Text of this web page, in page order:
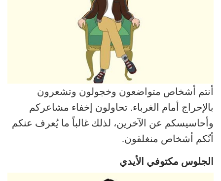
أنتم أشخاص متواضعون وخجولون وتشعرون
بالإحراج أمام الغرباء. تحاولون إخفاء مشاعركم
وأحاسيسكم عن الآخرين، لذلك غالباً ما يُعرف عنكم
أنّكم أشخاص منغلقون.
الجلوس مكتوفي الأيدي